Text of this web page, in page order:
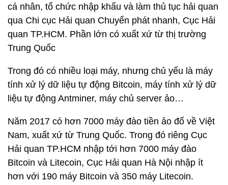
cá nhân, tổ chức nhập khẩu và làm thủ tục hải quan
qua Chi cục Hải quan Chuyển phát nhanh, Cục Hải
quan TP.HCM. Phần lớn có xuất xứ từ thị trường
Trung Quốc
Trong đó có nhiều loại máy, nhưng chủ yếu là máy
tính xử lý dữ liệu tự động Bitcoin, máy tính xử lý dữ
liệu tự động Antminer, máy chủ server ảo…
Năm 2017 có hơn 7000 máy đào tiền ảo đổ về Việt
Nam, xuất xứ từ Trung Quốc. Trong đó riêng Cục
Hải quan TP.HCM nhập tới hơn 7000 máy đào
Bitcoin và Litecoin, Cục Hải quan Hà Nội nhập ít
hơn với 190 máy Bitcoin và 350 máy Litecoin.